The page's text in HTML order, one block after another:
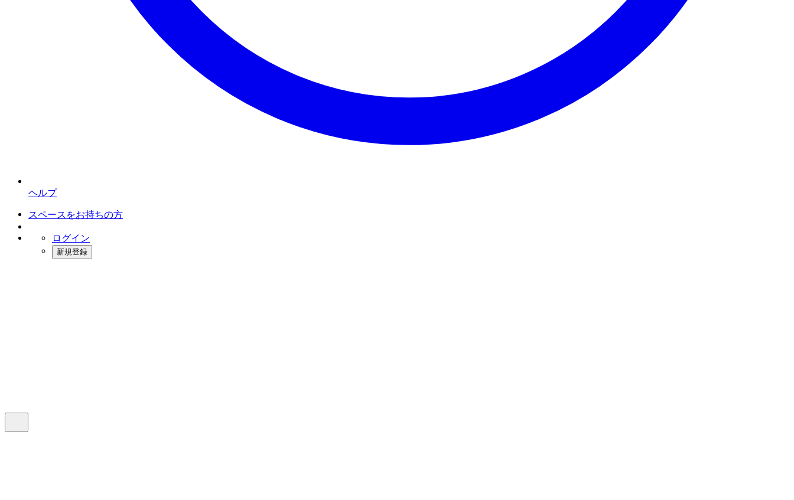
ヘルプ
スペースをお持ちの方
ログイン
新規登録